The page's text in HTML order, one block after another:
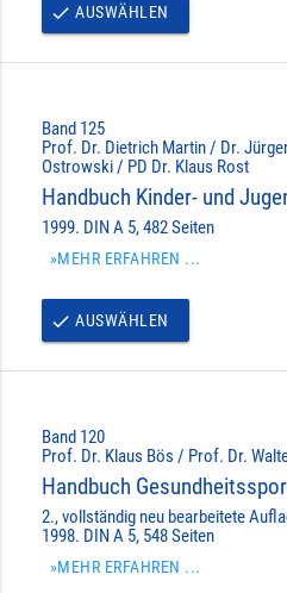
done AUSWÄHLEN
Band 125
Prof. Dr. Dietrich Martin / Dr.
Ostrowski / PD Dr. Klaus Rost
Handbuch Kinder- und
1999. DIN A 5, 482 Seiten
»MEHR ERFAHREN ...
done AUSWÄHLEN
Band 120
Prof. Dr. Klaus Bös / Prof. Dr.
Handbuch
2., vollständig neu bearbeitete
1998. DIN A 5, 548 Seiten
»MEHR ERFAHREN ...